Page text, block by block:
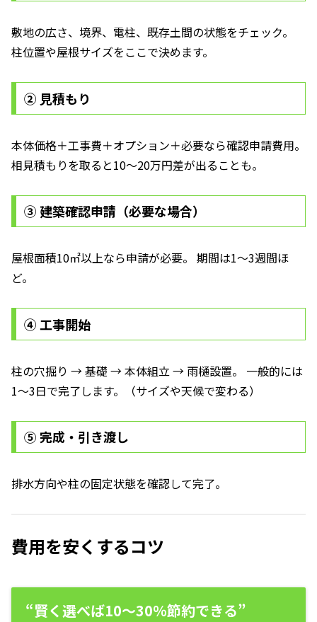
敷地の広さ、境界、電柱、既存土間の状態をチェック。
柱位置や屋根サイズをここで決めます。
② 見積もり
本体価格＋工事費＋オプション＋必要なら確認申請費用。
相見積もりを取ると10〜20万円差が出ることも。
③ 建築確認申請（必要な場合）
屋根面積10㎡以上なら申請が必要。 期間は1〜3週間ほ
ど。
④ 工事開始
柱の穴掘り → 基礎 → 本体組立 → 雨樋設置。 一般的には
1〜3日で完了します。（サイズや天候で変わる）
⑤ 完成・引き渡し
排水方向や柱の固定状態を確認して完了。
費用を安くするコツ
“賢く選べば10〜30％節約できる”